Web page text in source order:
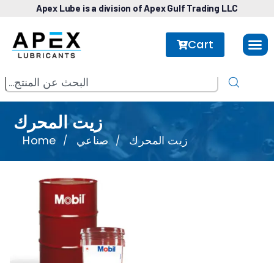
Apex Lube is a division of Apex Gulf Trading LLC
Cart
زيت المحرك
Home صناعي زيت المحرك